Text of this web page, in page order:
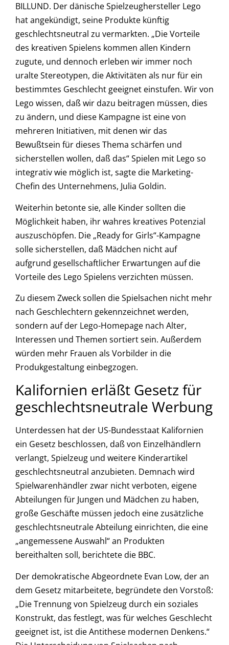
BILLUND. Der dänische Spielzeughersteller Lego
hat angekündigt, seine Produkte künftig
geschlechtsneutral zu vermarkten. „Die Vorteile
des kreativen Spielens kommen allen Kindern
zugute, und dennoch erleben wir immer noch
uralte Stereotypen, die Aktivitäten als nur für ein
bestimmtes Geschlecht geeignet einstufen. Wir von
Lego wissen, daß wir dazu beitragen müssen, dies
zu ändern, und diese Kampagne ist eine von
mehreren Initiativen, mit denen wir das
Bewußtsein für dieses Thema schärfen und
sicherstellen wollen, daß das“ Spielen mit Lego so
integrativ wie möglich ist, sagte die Marketing-
Chefin des Unternehmens, Julia Goldin.
Weiterhin betonte sie, alle Kinder sollten die
Möglichkeit haben, ihr wahres kreatives Potenzial
auszuschöpfen. Die „Ready for Girls“-Kampagne
solle sicherstellen, daß Mädchen nicht auf
aufgrund gesellschaftlicher Erwartungen auf die
Vorteile des Lego Spielens verzichten müssen.
Zu diesem Zweck sollen die Spielsachen nicht mehr
nach Geschlechtern gekennzeichnet werden,
sondern auf der Lego-Homepage nach Alter,
Interessen und Themen sortiert sein. Außerdem
würden mehr Frauen als Vorbilder in die
Produkgestaltung einbegzogen.
Kalifornien erläßt Gesetz für
geschlechtsneutrale Werbung
Unterdessen hat der US-Bundesstaat Kalifornien
ein Gesetz beschlossen, daß von Einzelhändlern
verlangt, Spielzeug und weitere Kinderartikel
geschlechtsneutral anzubieten. Demnach wird
Spielwarenhändler zwar nicht verboten, eigene
Abteilungen für Jungen und Mädchen zu haben,
große Geschäfte müssen jedoch eine zusätzliche
geschlechtsneutrale Abteilung einrichten, die eine
„angemessene Auswahl“ an Produkten
bereithalten soll, berichtete die BBC.
Der demokratische Abgeordnete Evan Low, der an
dem Gesetz mitarbeitete, begründete den Vorstoß:
„Die Trennung von Spielzeug durch ein soziales
Konstrukt, das festlegt, was für welches Geschlecht
geeignet ist, ist die Antithese modernen Denkens.“